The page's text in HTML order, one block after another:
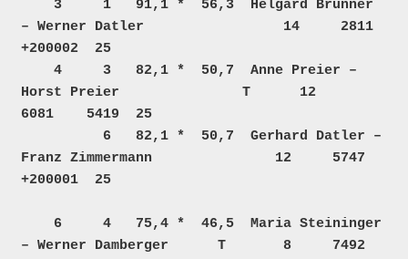
– Werner Datler                 14     2811
+200002  25
Horst Preier               T      12
6081    5419  25
Franz Zimmermann               12     5747
+200001  25
– Werner Damberger      T       8     7492